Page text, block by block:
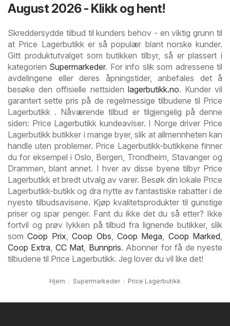
August 2026 - Klikk og hent!
Skreddersydde tilbud til kunders behov - en viktig grunn til
at Price Lagerbutikk er så populær blant norske kunder.
Gitt produktutvalget som butikken tilbyr, så er plassert i
kategorien Supermarkeder. For info slik som adressene til
avdelingene eller deres åpningstider, anbefales det å
besøke den offisielle nettsiden lagerbutikk.no. Kunder vil
garantert sette pris på de regelmessige tilbudene til Price
Lagerbutikk . Nåværende tilbud er tilgjengelig på denne
siden: Price Lagerbutikk kundeaviser. I Norge driver Price
Lagerbutikk butikker i mange byer, slik at allmennheten kan
handle uten problemer. Price Lagerbutikk-butikkene finner
du for eksempel i Oslo, Bergen, Trondheim, Stavanger og
Drammen, blant annet. I hver av disse byene tilbyr Price
Lagerbutikk et bredt utvalg av varer. Besøk din lokale Price
Lagerbutikk-butikk og dra nytte av fantastiske rabatter i de
nyeste tilbudsavisene. Kjøp kvalitetsprodukter til gunstige
priser og spar penger. Fant du ikke det du så etter? Ikke
fortvil og prøv lykken på tilbud fra lignende butikker, slik
somCoop Prix ,Coop Obs Coop Mega Coop Marked
Coop Extra CC Mat Bunnpris. Abonner for få de nyeste
tilbudene til Price Lagerbutikk. Jeg lover du vil like det!
Hjem Supermarkeder Price Lagerbutikk